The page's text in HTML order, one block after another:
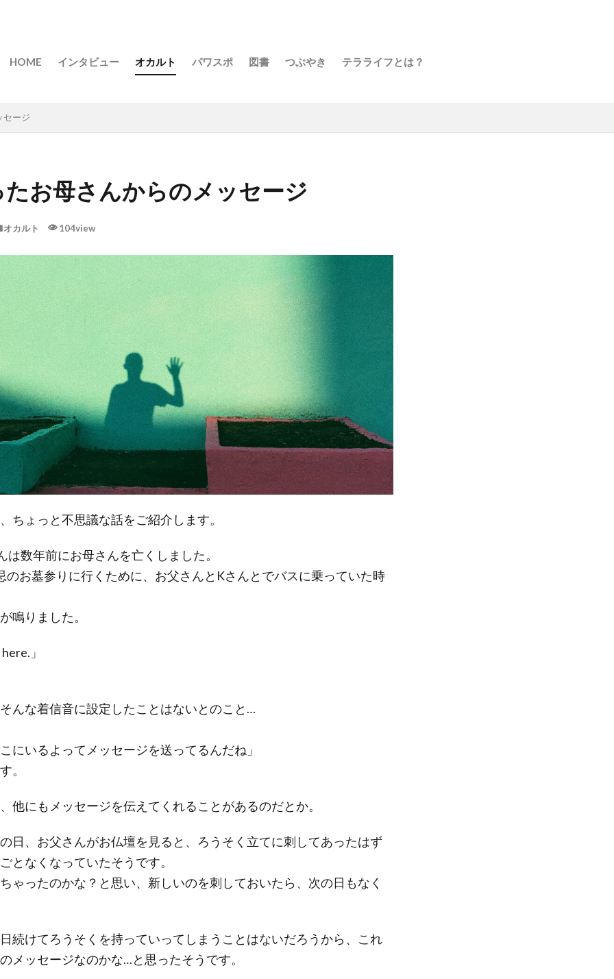
HOME インタビュー オカルト パワスポ 図書 つぶやき テラライフとは？
セージ
お母さんからのメッセージ
オカルト 104view
ちょっと不思議な話をご紹介します。
は数年前にお母さんを亡くしました。
のお墓参りに行くために、お父さんとKさんとでバスに乗っていた時
鳴りました。
」
んな着信音に設定したことはないとのこと…
にいるよってメッセージを送ってるんだね」
。
他にもメッセージを伝えてくれることがあるのだとか。
日、お父さんがお仏壇を見ると、ろうそく立てに刺してあったはず
となくなっていたそうです。
ゃったのかな？と思い、新しいのを刺しておいたら、次の日もなく
続けてろうそくを持っていってしまうことはないだろうから、これ
メッセージなのかな…と思ったそうです。